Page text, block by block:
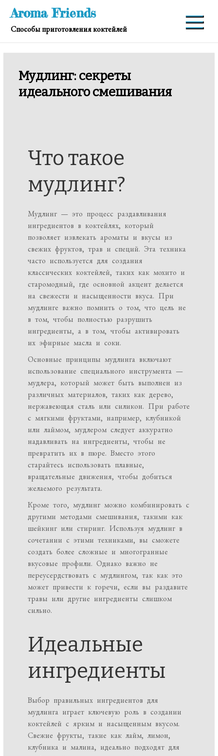
Перейти
содержимому
Aroma Friends
Способы приготовления коктейлей
Мудлинг: секреты
идеального смешивания
Что такое
мудлинг?
Мудлинг — это процесс раздавливания
ингредиентов в коктейлях, который
позволяет извлекать ароматы и вкусы из
свежих фруктов, трав и специй. Эта техника
часто используется для создания
классических коктейлей, таких как мохито и
старомодный, где основной акцент делается
на свежести и насыщенности вкуса. При
мудлинге важно помнить о том, что цель не
в том, чтобы полностью разрушить
ингредиенты, а в том, чтобы активировать
их эфирные масла и соки.
Основные принципы мудлинга включают
использование специального инструмента —
мудлера, который может быть выполнен из
различных материалов, таких как дерево,
нержавеющая сталь или силикон. При работе
с мягкими фруктами, например, клубникой
или лаймом, мудлером следует аккуратно
надавливать на ингредиенты, чтобы не
превратить их в пюре. Вместо этого
старайтесь использовать плавные,
вращательные движения, чтобы добиться
желаемого результата.
Кроме того, мудлинг можно комбинировать с
другими методами смешивания, такими как
шейкинг или стиринг. Используя мудлинг в
сочетании с этими техниками, вы сможете
создать более сложные и многогранные
вкусовые профили. Однако важно не
переусердствовать с мудлингом, так как это
может привести к горечи, если вы раздавите
травы или другие ингредиенты слишком
сильно.
Идеальные
ингредиенты
Выбор правильных ингредиентов для
мудлинга играет ключевую роль в создании
коктейлей с ярким и насыщенным вкусом.
Свежие фрукты, такие как лайм, лимон,
клубника и малина, идеально подходят для